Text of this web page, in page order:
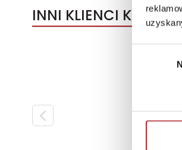
INNI KLIENCI